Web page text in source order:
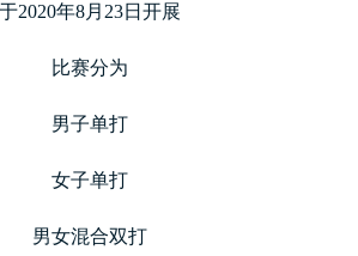
于2020年8月23日开展
比赛分为
男子单打
女子单打
男女混合双打